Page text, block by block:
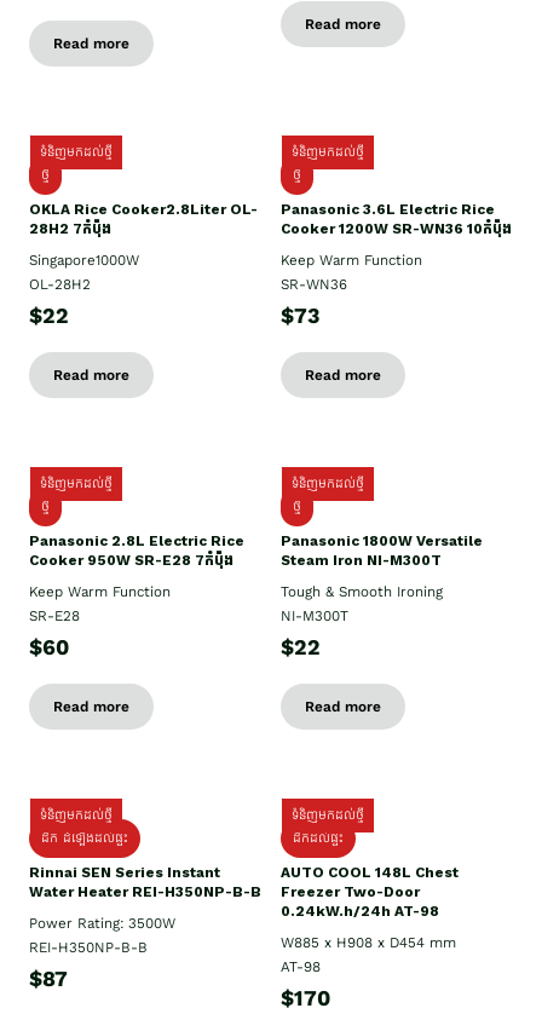
Read more
Read more
ទំនិញមកដល់ថ្មី
ថ្មិ
OKLA Rice Cooker2.8Liter OL-
28H2 7កំប៉ុង
Singapore1000W
OL-28H2
$22
Read more
ទំនិញមកដល់ថ្មី
ថ្មី
Panasonic 3.6L Electric Rice
Cooker 1200W SR-WN36 10កំប៉ុង
Keep Warm Function
SR-WN36
$73
Read more
ទំនិញមកដល់ថ្មី
ថ្មី
Panasonic 2.8L Electric Rice
Cooker 950W SR-E28 7កំប៉ុង
Keep Warm Function
SR-E28
$60
Read more
ទំនិញមកដល់ថ្មី
ថ្មី
Panasonic 1800W Versatile
Steam Iron NI-M300T
Tough & Smooth Ironing
NI-M300T
$22
Read more
ទំនិញមកដល់ថ្មី
ដឹក ដំឡើងដល់ផ្ទះ
Rinnai SEN Series Instant
Water Heater REI-H350NP-B-B
Power Rating: 3500W
REI-H350NP-B-B
$87
ទំនិញមកដល់ថ្មី
ដឹកដល់ផ្ទះ
AUTO COOL 148L Chest
Freezer Two-Door
0.24kW.h/24h AT-98
W885 x H908 x D454 mm
AT-98
$170